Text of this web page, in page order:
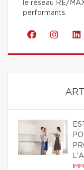
le réseau RE/
performants.